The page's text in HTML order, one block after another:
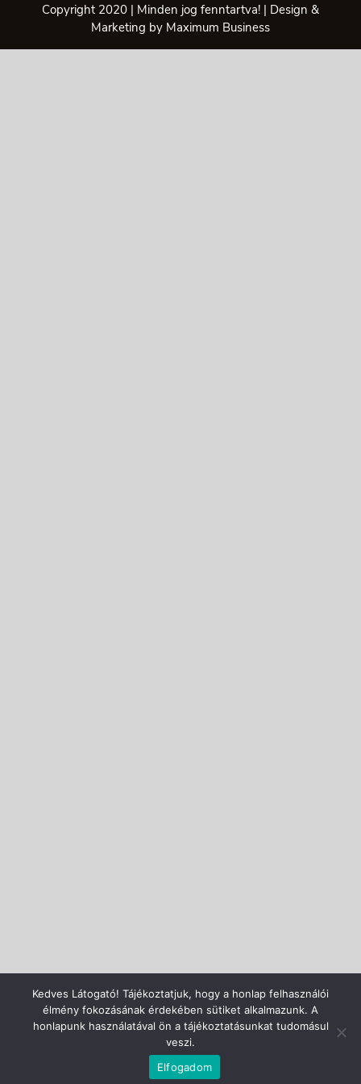
Copyright 2020 | Minden jog fenntartva! | Design &
Marketing by Maximum Business
Kedves Látogató! Tájékoztatjuk, hogy a honlap felhasználói
élmény fokozásának érdekében sütiket alkalmazunk. A
honlapunk használatával ön a tájékoztatásunkat tudomásul
veszi.
Elfogadom